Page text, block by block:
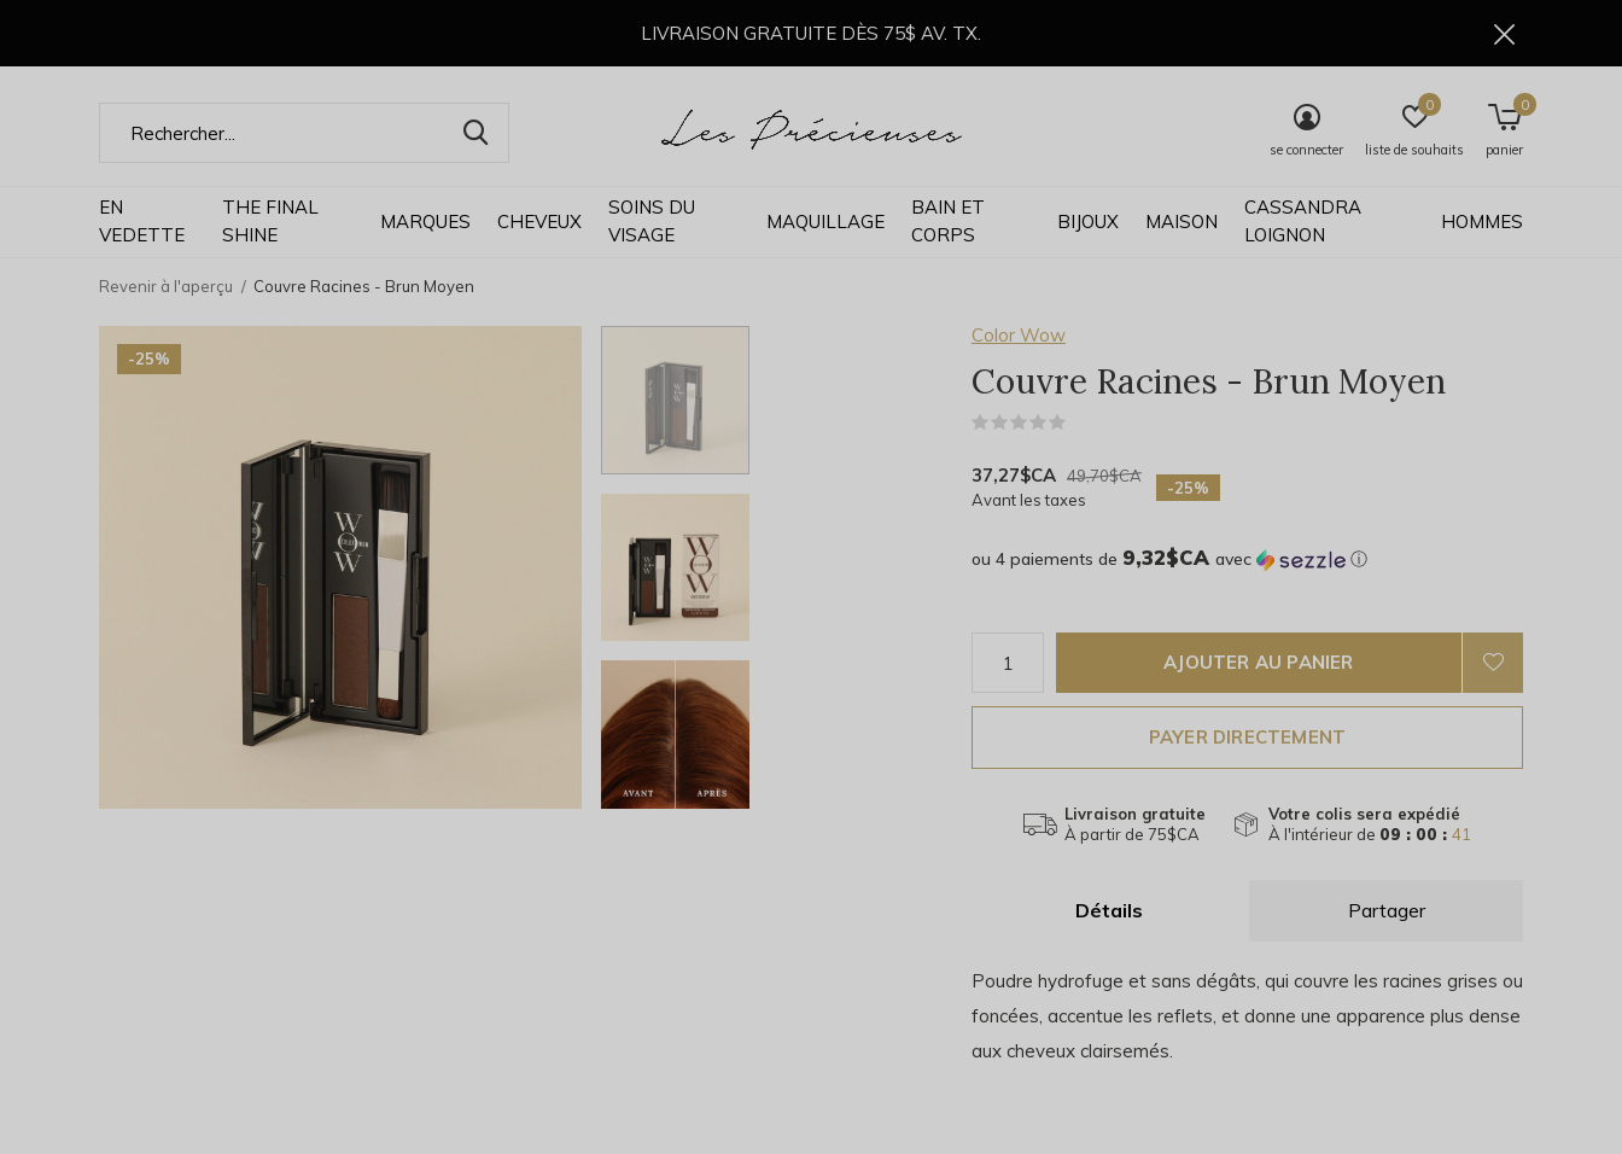
EN
VEDETTE
THE FINAL
SHINE
MARQUES CHEVEUX
SOINS DU
VISAGE
MAQUILLAGE
BAIN ET
CORPS
BIJOUX MAISON
CASSANDRA
LOIGNON
HOMMES
se connecter liste de souhaits
0
panier
0
LIVRAISON GRATUITE DÈS 75$ AV. TX.
Revenir à l'aperçu Couvre Racines - Brun Moyen
-25%
Color Wow
Couvre Racines - Brun Moyen
37,27$CA 49,70$CA
Avant les taxes
-25%
ou 4 paiements de 9,32$CA avec ⓘ
AJOUTER AU PANIER
PAYER DIRECTEMENT
Livraison gratuite
À partir de 75$CA
Votre colis sera expédié
À l'intérieur de 09 : 00 : 40
Détails Partager
Poudre hydrofuge et sans dégâts, qui couvre les racines grises ou
foncées, accentue les reflets, et donne une apparence plus dense
aux cheveux clairsemés.